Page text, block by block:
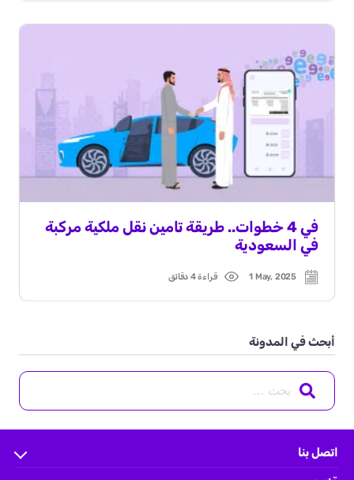
في 4 خطوات.. طريقة تامين نقل ملكية مركبة
في السعودية
Post
1 May, 2025
Read
قراءة 4 دقائق
أبحث في المدونة
Search
اتصل بنا